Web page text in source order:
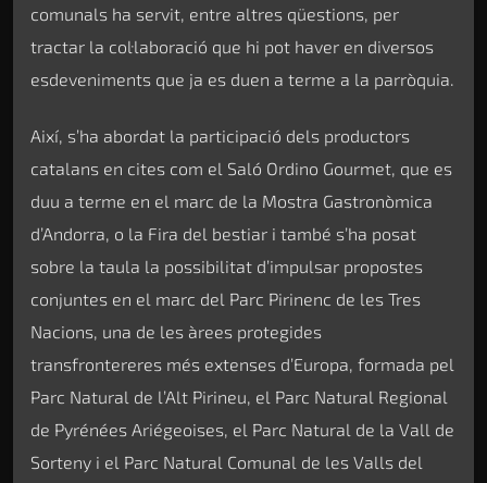
comunals ha servit, entre altres qüestions, per
tractar la col·laboració que hi pot haver en diversos
esdeveniments que ja es duen a terme a la parròquia.
Així, s’ha abordat la participació dels productors
catalans en cites com el Saló Ordino Gourmet, que es
duu a terme en el marc de la Mostra Gastronòmica
d’Andorra, o la Fira del bestiar i també s’ha posat
sobre la taula la possibilitat d’impulsar propostes
conjuntes en el marc del Parc Pirinenc de les Tres
Nacions, una de les àrees protegides
transfrontereres més extenses d’Europa, formada pel
Parc Natural de l’Alt Pirineu, el Parc Natural Regional
de Pyrénées Ariégeoises, el Parc Natural de la Vall de
Sorteny i el Parc Natural Comunal de les Valls del